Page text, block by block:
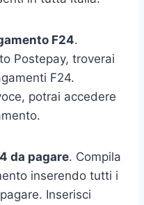
F24.
Postepay, troverai
F24.
potrai accedere
da pagare. Compila
inserendo tutti i
Inserisci